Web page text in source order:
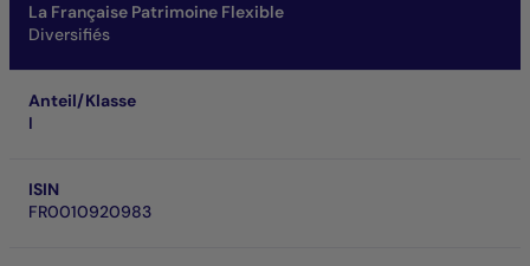
La Française Patrimoine Flexible
Diversifiés
Anteil/Klasse
I
ISIN
FR0010920983